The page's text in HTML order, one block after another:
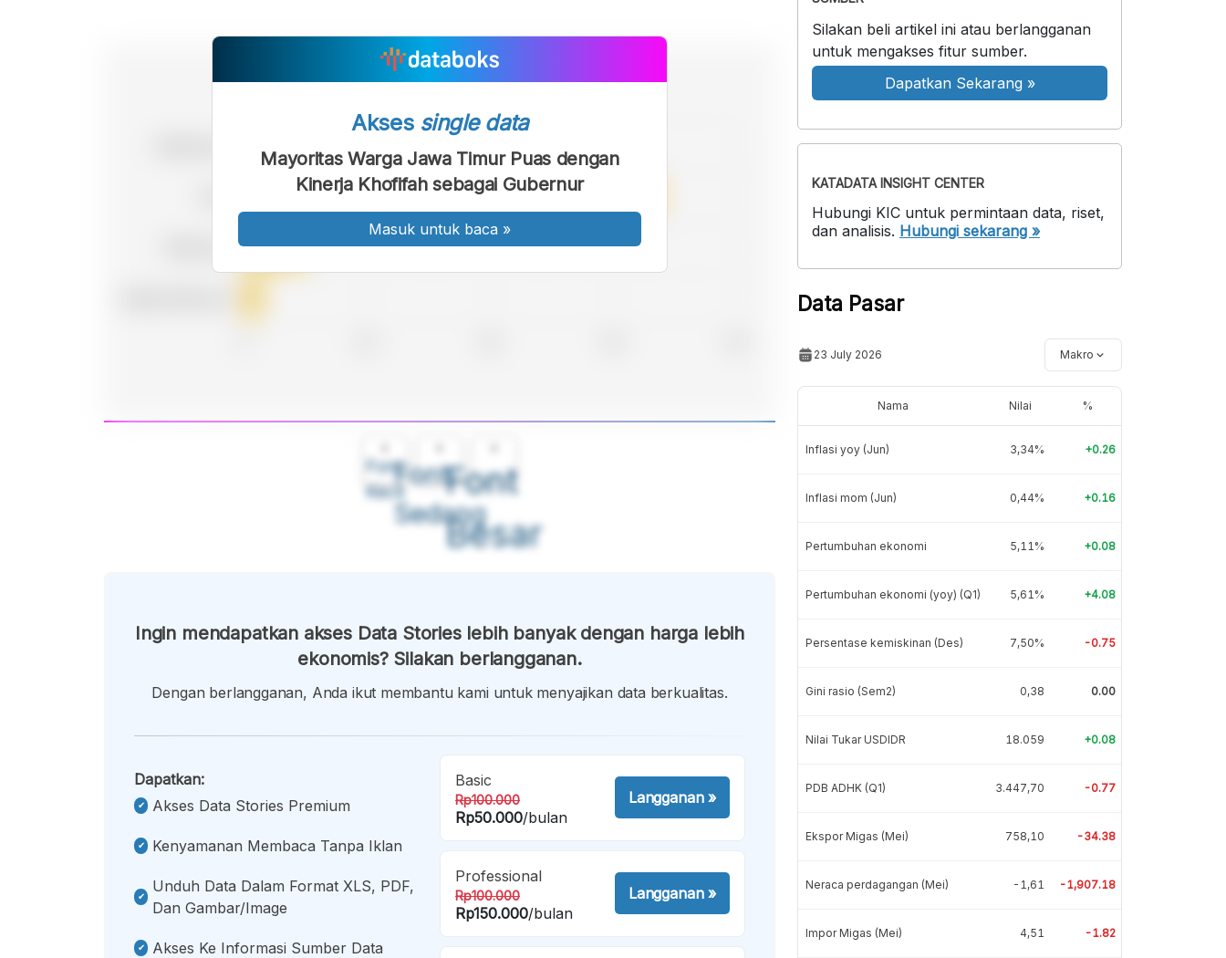
Font
Kecil
Font
Sedang
Font
Besar
Akses single data
Mayoritas Warga Jawa Timur Puas dengan
Kinerja Khofifah sebagai Gubernur
Masuk untuk baca »
Ingin mendapatkan akses Data Stories lebih banyak dengan harga lebih
ekonomis? Silakan berlangganan.
Dengan berlangganan, Anda ikut membantu kami untuk menyajikan data berkualitas.
Dapatkan:
Akses Data Stories Premium
Kenyamanan Membaca Tanpa Iklan
Unduh Data Dalam Format XLS, PDF,
Dan Gambar/image
Akses Ke Informasi Sumber Data
Basic
Rp100.000
Rp50.000/bulan
Langganan»
Professional
Rp100.000
Rp150.000/bulan
Langganan»
Silakan beli artikel ini atau berlangganan
untuk mengakses fitur sumber.
Dapatkan Sekarang »
KATADATA INSIGHT CENTER
Hubungi KIC untuk permintaan data, riset,
dan analisis. Hubungi sekarang »
Data Pasar
23 July 2026 Makro
Nama Nilai %
Inflasi yoy (Jun) 3,34% +0.26
Inflasi mom (Jun) 0,44% +0.16
Pertumbuhan ekonomi 5,11% +0.08
Pertumbuhan ekonomi (yoy) (Q1) 5,61% +4.08
Persentase kemiskinan (Des) 7,50% -0.75
Gini rasio (Sem2) 0,38 0.00
Nilai Tukar USDIDR 18.059 +0.08
PDB ADHK (Q1) 3.447,70 -0.77
Ekspor Migas (Mei) 758,10 -34.38
Neraca perdagangan (Mei) -1,61 -1,907.18
Impor Migas (Mei) 4,51 -1.82